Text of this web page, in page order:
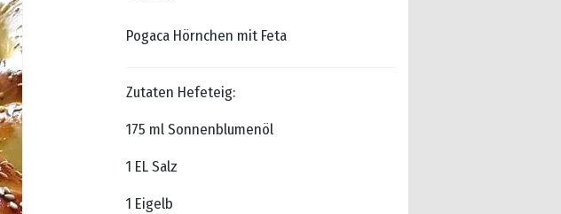
Pogaca Hörnchen mit Feta
Zutaten Hefeteig:
175 ml Sonnenblumenöl
1 EL Salz
1 Eigelb